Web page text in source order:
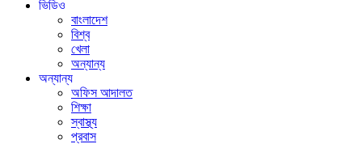
ভিডিও
বাংলাদেশ
বিশ্ব
খেলা
অন্যান্য
অন্যান্য
অফিস আদালত
শিক্ষা
স্বাস্থ্য
প্রবাস